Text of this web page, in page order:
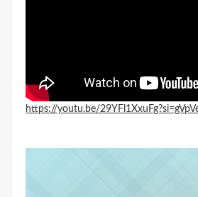
https://youtu.be/